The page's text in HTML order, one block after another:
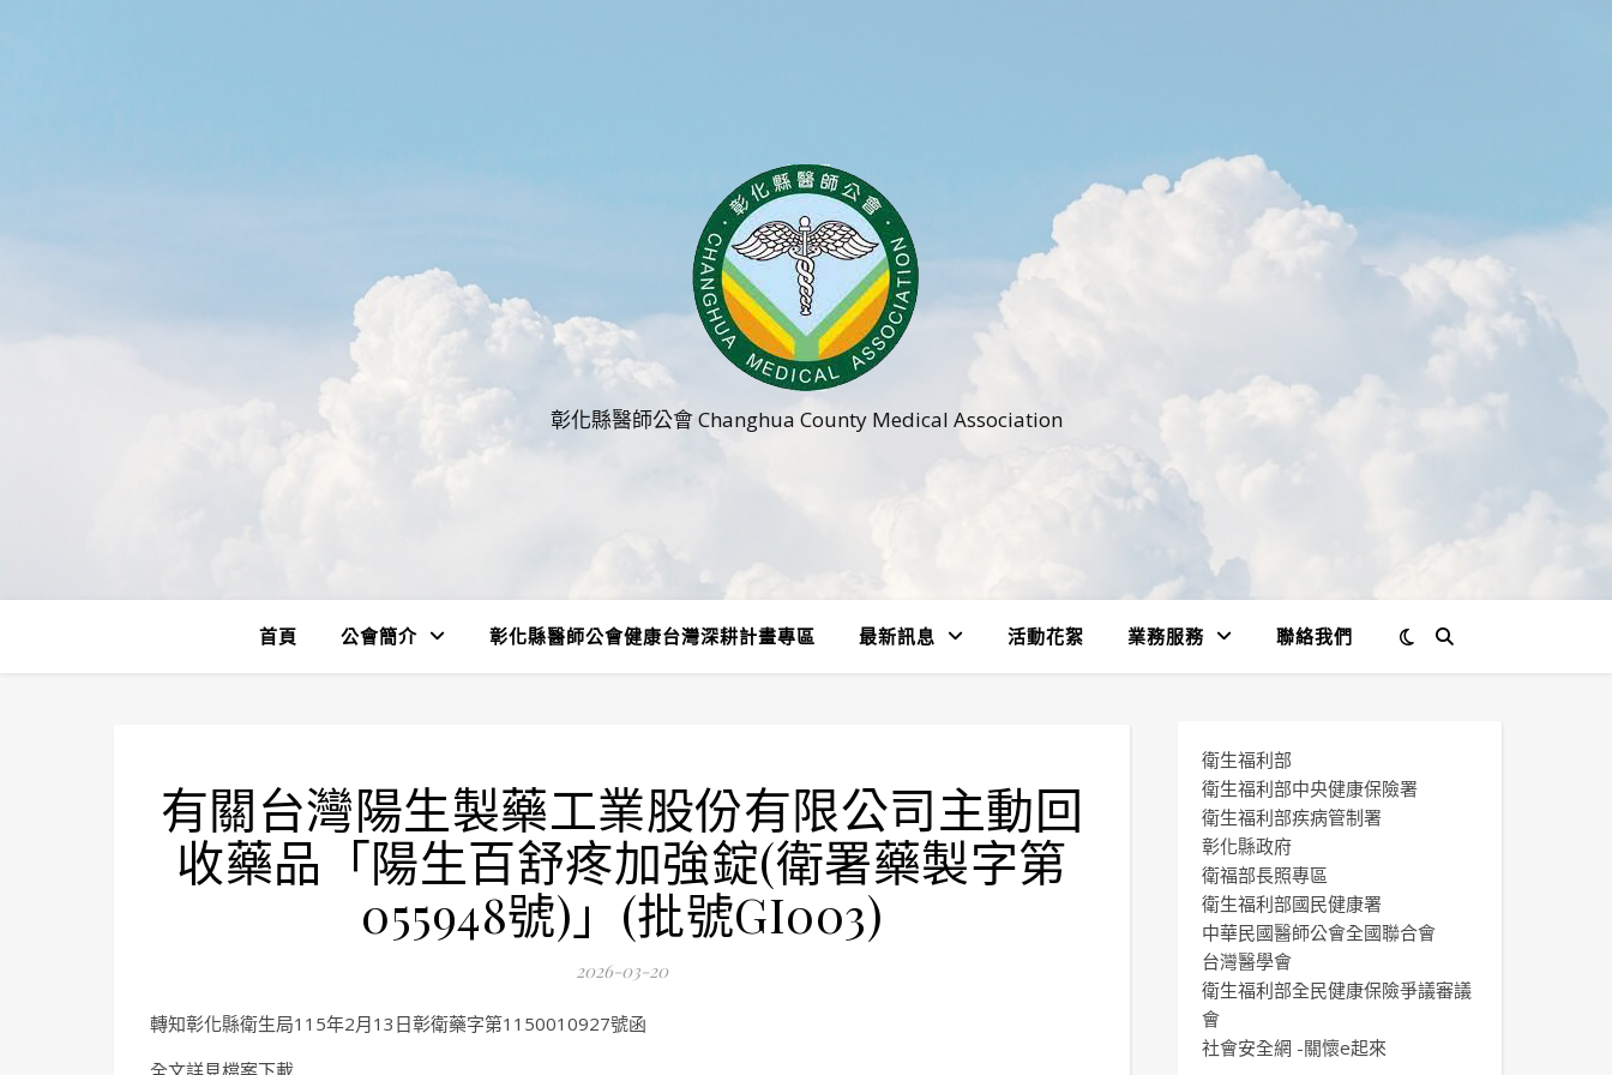
彰化縣醫師公會 Changhua County Medical Association
首頁 公會簡介 彰化縣醫師公會健康台灣深耕計畫專區 最新訊息 活動花絮 業務服務 聯絡我們
有關台灣陽生製藥工業股份有限公司主動回
收藥品「陽生百舒疼加強錠(衛署藥製字第
055948號)」(批號GI003)
2026-03-20
轉知彰化縣衛生局115年2月13日彰衛藥字第1150010927號函
全文詳見檔案下載
衛生福利部
衛生福利部中央健康保險署
衛生福利部疾病管制署
彰化縣政府
衛福部長照專區
衛生福利部國民健康署
中華民國醫師公會全國聯合會
台灣醫學會
衛生福利部全民健康保險爭議審議
會
社會安全網 -關懷e起來